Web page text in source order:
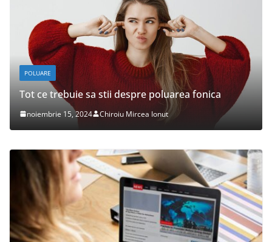
DESPRE MASINI
Ce probleme comune au autoturismele BMW?
octombrie 15, 2024 Chiroiu Mircea Ionut